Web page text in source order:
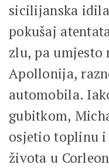
sicilijanska
pokušaj
zlu, pa umjesto
Apollonija,
automobila.
gubitkom,
osjetio toplinu i
života u